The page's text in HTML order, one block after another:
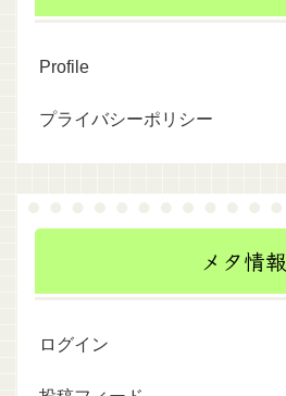
Profile
プライバシーポリシー
メタ情報
ログイン